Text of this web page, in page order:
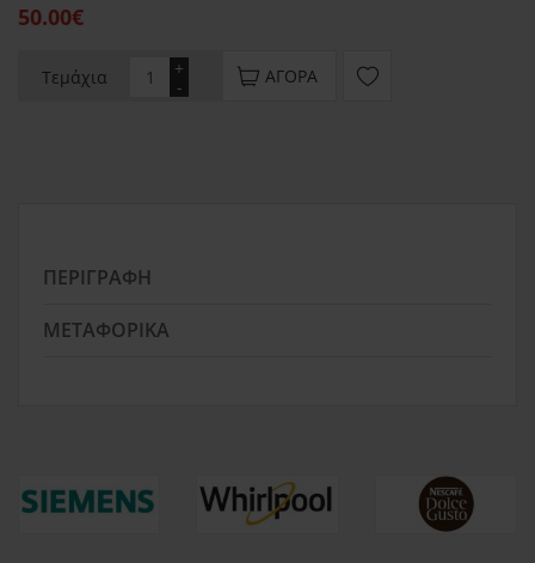
50.00€
Τεμάχια -
+ ΑΓΟΡΆ
ΠΕΡΙΓΡΑΦΉ
ΜΕΤΑΦΟΡΙΚΆ